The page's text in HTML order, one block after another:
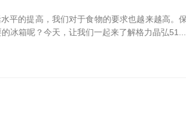
平的提高，我们对于食物的要求也越来越高。
冰箱呢？今天，让我们一起来了解格力晶弘51...